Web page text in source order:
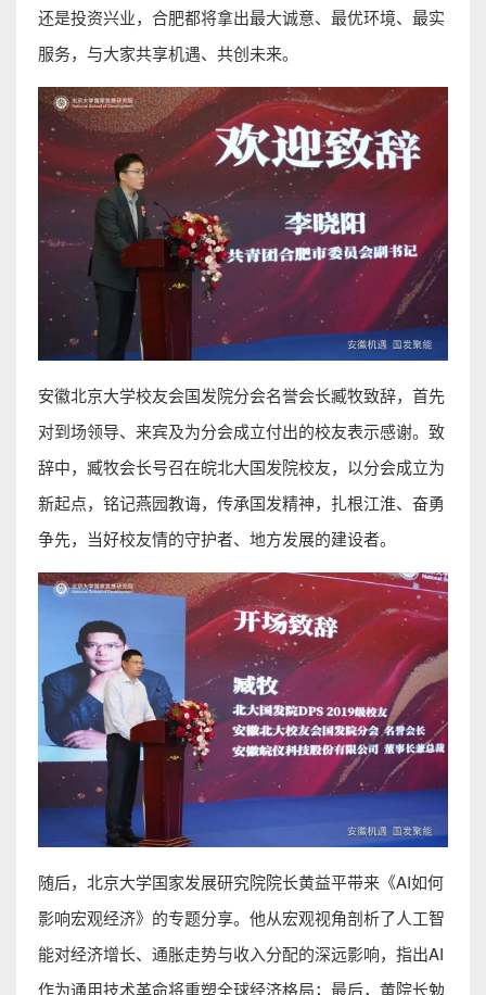
还是投资兴业，合肥都将拿出最大诚意、最优环境、最实
服务，与大家共享机遇、共创未来。
安徽北京大学校友会国发院分会名誉会长臧牧致辞，首先
对到场领导、来宾及为分会成立付出的校友表示感谢。致
辞中，臧牧会长号召在皖北大国发院校友，以分会成立为
新起点，铭记燕园教诲，传承国发精神，扎根江淮、奋勇
争先，当好校友情的守护者、地方发展的建设者。
随后，北京大学国家发展研究院院长黄益平带来《AI如何
影响宏观经济》的专题分享。他从宏观视角剖析了人工智
能对经济增长、通胀走势与收入分配的深远影响，指出AI
作为通用技术革命将重塑全球经济格局；最后，黄院长勉